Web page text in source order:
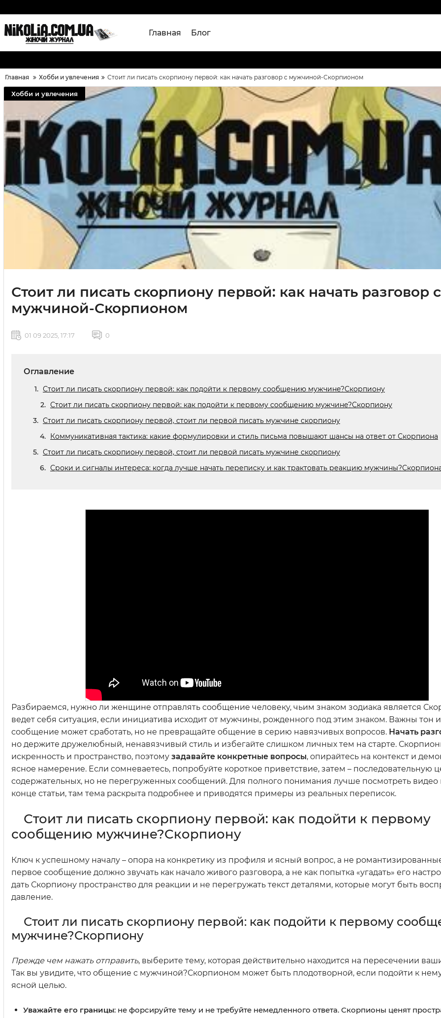
Главная Блог
Главная Хобби и увлечения Стоит ли писать скорпиону первой: как начать разговор с мужчиной-Скорпионом
Хобби и увлечения
Стоит ли писать скорпиону первой: как начать разговор с
мужчиной-Скорпионом
01 09 2025, 17:17 0
Оглавление
Стоит ли писать скорпиону первой: как подойти к первому сообщению мужчине?Скорпиону
Стоит ли писать скорпиону первой: как подойти к первому сообщению мужчине?Скорпиону
Стоит ли писать скорпиону первой, стоит ли первой писать мужчине скорпиону
Коммуникативная тактика: какие формулировки и стиль письма повышают шансы на ответ от Скорпиона
Стоит ли писать скорпиону первой, стоит ли первой писать мужчине скорпиону
Сроки и сигналы интереса: когда лучше начать переписку и как трактовать реакцию
Разбираемся, нужно ли женщине отправлять сообщение человеку, чьим знаком зодиака является
ведет себя ситуация, если инициатива исходит от мужчины, рожденного под этим знаком. Важны тон
сообщение может сработать, но не превращайте общение в серию навязчивых вопросов. Начать
но держите дружелюбный, ненавязчивый стиль и избегайте слишком личных тем на старте.
искренность и пространство, поэтому задавайте конкретные вопросы, опирайтесь на контекст и
ясное намерение. Если сомневаетесь, попробуйте короткое приветствие, затем – последовательную
содержательных, но не перегруженных сообщений. Для полного понимания лучше посмотреть видео
конце статьи, там тема раскрыта подробнее и приводятся примеры из реальных переписок.
Стоит ли писать скорпиону первой: как подойти к первому
сообщению мужчине?Скорпиону
Ключ к успешному началу – опора на конкретику из профиля и ясный вопрос, а не
первое сообщение должно звучать как начало живого разговора, а не как попытка «угадать» его
дать Скорпиону пространство для реакции и не перегружать текст деталями, которые могут быть
давление.
Стоит ли писать скорпиону первой: как подойти к первому
мужчине?Скорпиону
Прежде чем нажать отправить, выберите тему, которая действительно находится на пересечении
Так вы увидите, что общение с мужчиной?Скорпионом может быть плодотворной, если подойти к
ясной целью.
Уважайте его границы: не форсируйте тему и не требуйте немедленного ответа. Скорпионы ценят